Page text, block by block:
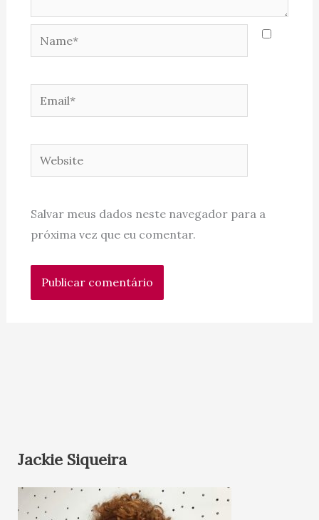
Name*
Email*
Website
Salvar meus dados neste navegador para a
próxima vez que eu comentar.
Jackie Siqueira